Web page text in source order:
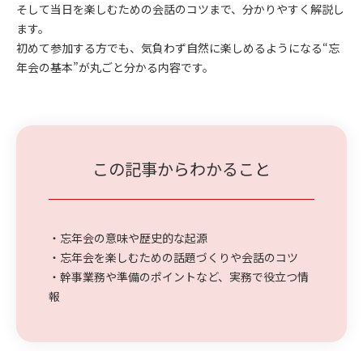
そして当日を楽しむための会話のコツまで、分かりやすく解説し
ます。
初めて参加する方でも、気負わず自然に楽しめるようになる“忘
年会の基本”が丸ごと分かる内容です。
この記事からわかること
・忘年会の意味や歴史的な起源
・忘年会を楽しむための話題づくりや会話のコツ
・幹事業務や準備のポイントなど、実務で役立つ情
報